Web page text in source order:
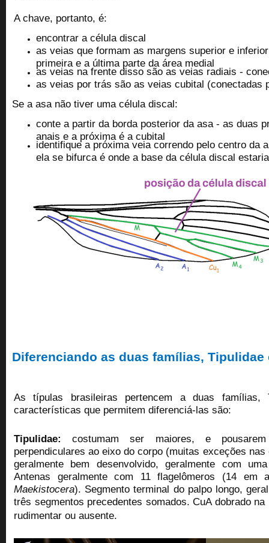
A chave, portanto, é:
encontrar a célula discal
as veias que formam as margens superior e
primeira e a última parte da área medial
as veias na frente disso são as veias radiais -
as veias por trás são as veias cubital (conectadas
Se a asa não tiver uma célula discal:
conte a partir da borda posterior da asa - as duas
anais e a próxima é a cubital
identifique a próxima veia correndo pelo centro da
ela se bifurca é onde a base da célula discal
Diferenciando as duas famílias, Tipulidae
As típulas brasileiras pertencem a duas famílias,
características que permitem diferenciá-las são:
Tipulidae:costumam ser maiores, e
perpendiculares ao eixo do corpo (muitas exceções
geralmente bem desenvolvido, geralmente com
Antenas geralmente com 11 flagelômeros (14 em
Maekistocera). Segmento terminal do palpo longo,
três segmentos precedentes somados. CuA dobrado
rudimentar ou ausente.